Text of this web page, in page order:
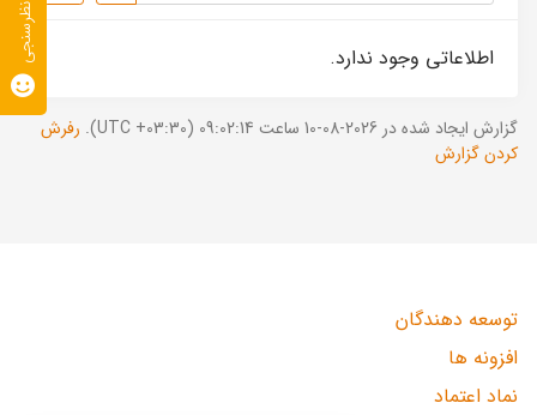
اطلاعاتی وجود ندارد.
گزارش ایجاد شده در 2026-08-10 ساعت 09:02:14 (UTC +03:30).
رفرش
کردن گزارش
توسعه دهندگان
افزونه ها
نماد اعتماد
نظرسنجی